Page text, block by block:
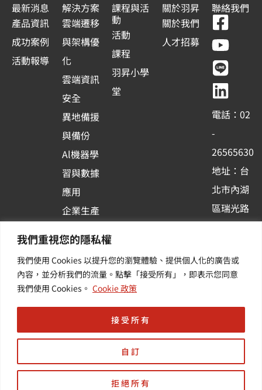
我們重視您的隱私權
我們使用 Cookies 以提升您的瀏覽體驗、提供個人化的廣告或
內容，並分析我們的流量。點擊「接受所有」，即表示您同意
我們使用 Cookies。 Cookie 政策
自訂
拒絕所有
接受所有
最新消息
產品資訊
成功案例
活動報導
解決方案
雲端遷移
與架構優
化
雲端資訊
安全
異地備援
與備份
Al機器學
習與數據
應用
企業生產
容器化平
台應用
其他／加
值服務
課程與活
動
活動
課程
羽昇小學
堂
關於羽昇
關於我們
人才招募
聯絡我們
F
a
c
e
b
o
o
k
-
s
q
u
r
e
Y
o
u
t
u
b
e
L
i
n
e
L
i
n
k
e
d
i
n
電話：02
-
26565630
地址：台
北市內湖
區瑞光路
訂閱羽昇
新訊 | 提
產業資訊